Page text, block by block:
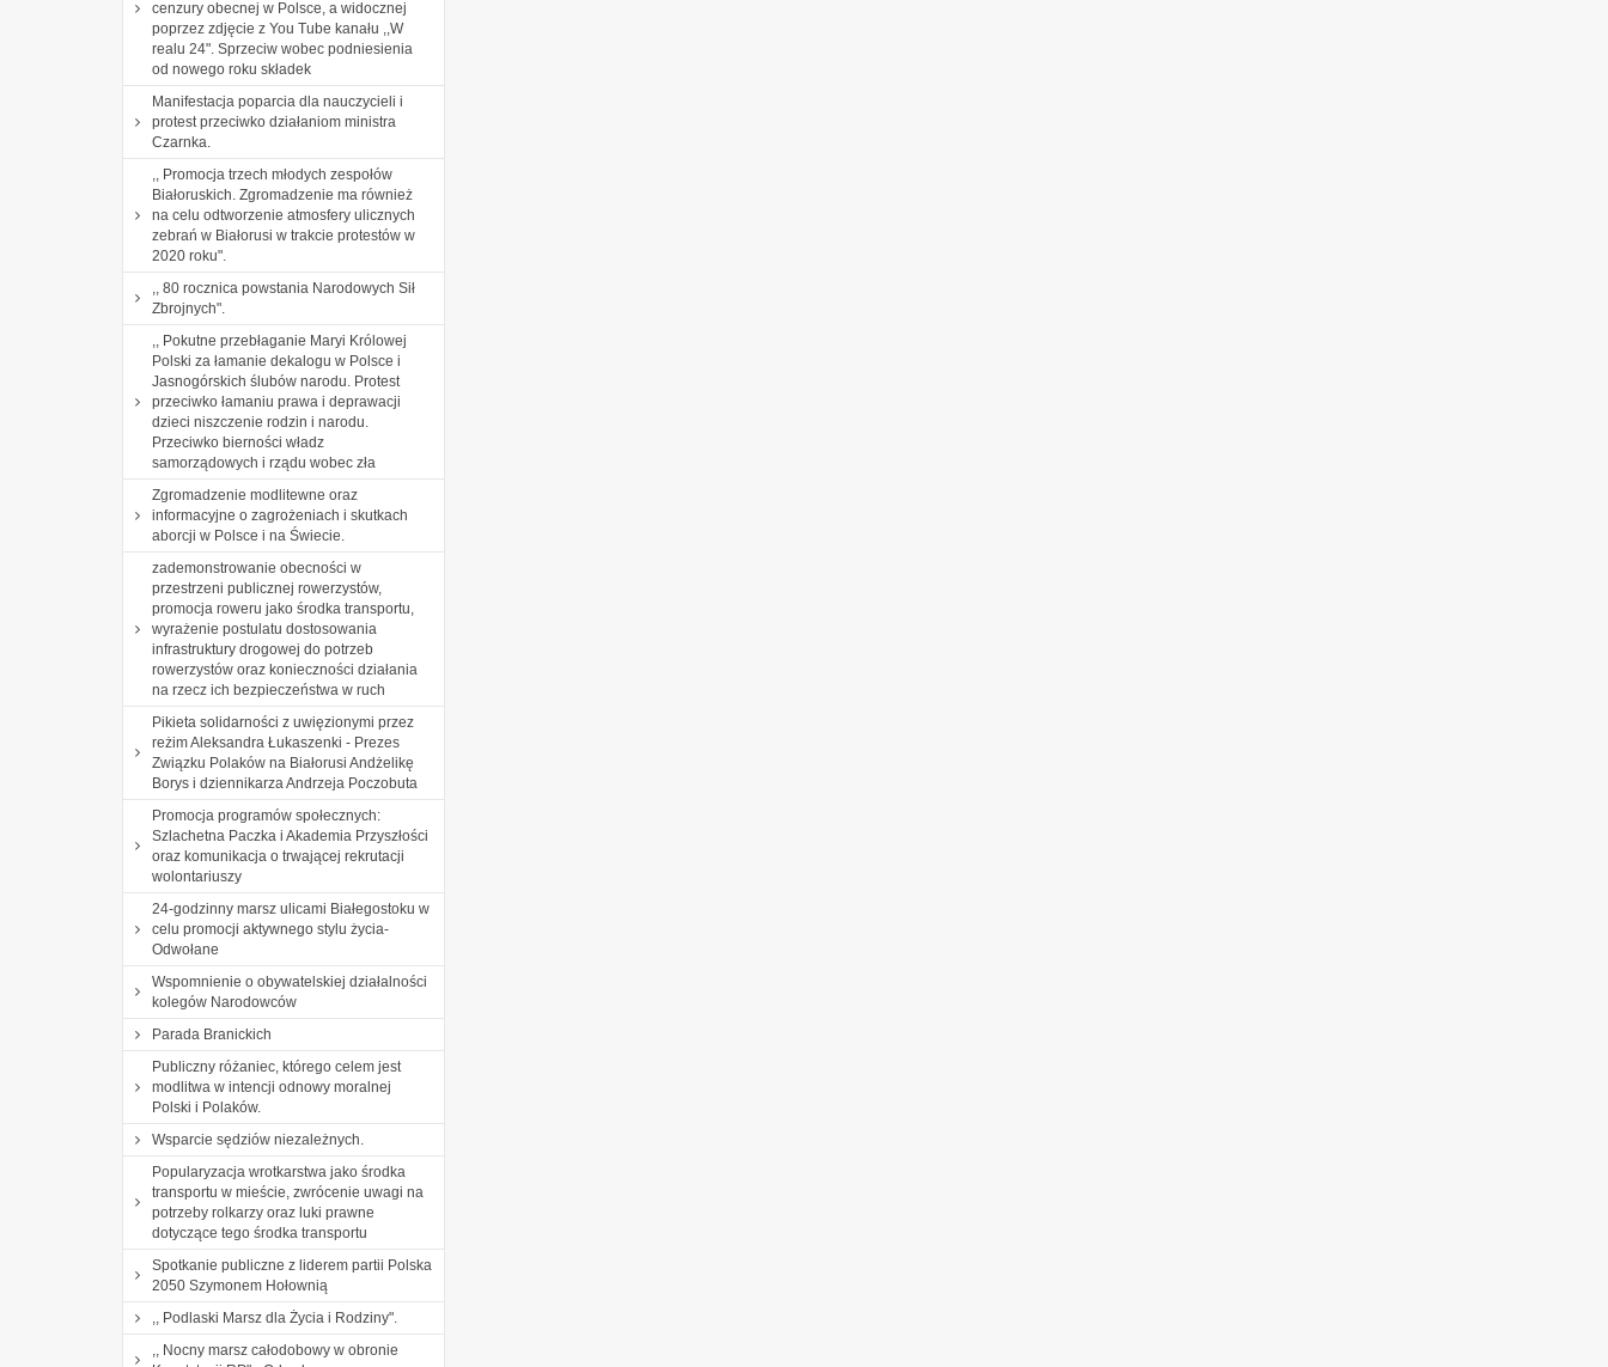
cenzury obecnej w Polsce, a widocznej
poprzez zdjęcie z You Tube kanału ,,W
realu 24". Sprzeciw wobec podniesienia
od nowego roku składek
Manifestacja poparcia dla nauczycieli i
protest przeciwko działaniom ministra
Czarnka.
,, Promocja trzech młodych zespołów
Białoruskich. Zgromadzenie ma również
na celu odtworzenie atmosfery ulicznych
zebrań w Białorusi w trakcie protestów w
2020 roku".
,, 80 rocznica powstania Narodowych Sił
Zbrojnych".
,, Pokutne przebłaganie Maryi Królowej
Polski za łamanie dekalogu w Polsce i
Jasnogórskich ślubów narodu. Protest
przeciwko łamaniu prawa i deprawacji
dzieci niszczenie rodzin i narodu.
Przeciwko bierności władz
samorządowych i rządu wobec zła
Zgromadzenie modlitewne oraz
informacyjne o zagrożeniach i skutkach
aborcji w Polsce i na Świecie.
zademonstrowanie obecności w
przestrzeni publicznej rowerzystów,
promocja roweru jako środka transportu,
wyrażenie postulatu dostosowania
infrastruktury drogowej do potrzeb
rowerzystów oraz konieczności działania
na rzecz ich bezpieczeństwa w ruch
Pikieta solidarności z uwięzionymi przez
reżim Aleksandra Łukaszenki - Prezes
Związku Polaków na Białorusi Andżelikę
Borys i dziennikarza Andrzeja Poczobuta
Promocja programów społecznych:
Szlachetna Paczka i Akademia Przyszłości
oraz komunikacja o trwającej rekrutacji
wolontariuszy
24-godzinny marsz ulicami Białegostoku w
celu promocji aktywnego stylu życia-
Odwołane
Wspomnienie o obywatelskiej działalności
kolegów Narodowców
Parada Branickich
Publiczny różaniec, którego celem jest
modlitwa w intencji odnowy moralnej
Polski i Polaków.
Wsparcie sędziów niezależnych.
Popularyzacja wrotkarstwa jako środka
transportu w mieście, zwrócenie uwagi na
potrzeby rolkarzy oraz luki prawne
dotyczące tego środka transportu
Spotkanie publiczne z liderem partii Polska
2050 Szymonem Hołownią
,, Podlaski Marsz dla Życia i Rodziny".
,, Nocny marsz całodobowy w obronie